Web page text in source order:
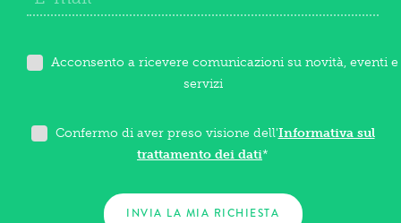
Acconsento a ricevere comunicazioni su novità, eventi e
servizi
Confermo di aver preso visione dell'Informativa sul
trattamento dei dati*